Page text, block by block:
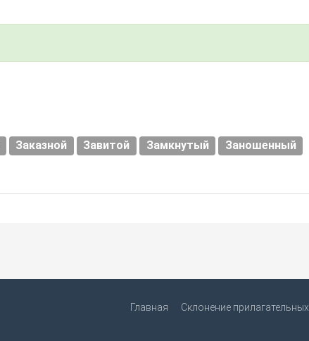
Заказной Завитой Замкнутый
Заношенный
Главная Склонение прилагательных